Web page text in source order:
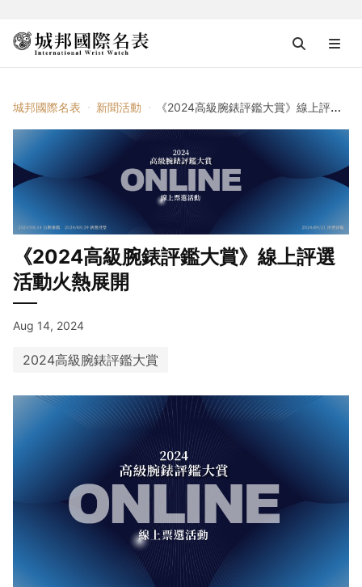
城邦國際名表 新聞活動 《2024高級腕錶評鑑大賞》線上評選活動火熱展開
《2024高級腕錶評鑑大賞》線上評選
活動火熱展開
Aug 14, 2024
2024高級腕錶評鑑大賞